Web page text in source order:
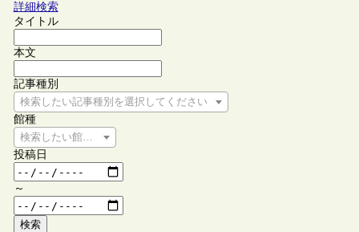
詳細検索
タイトル
本文
記事種別
検索したい記事種別を選択してください
館種
検索したい館種を選択してください
投稿日
～
検索